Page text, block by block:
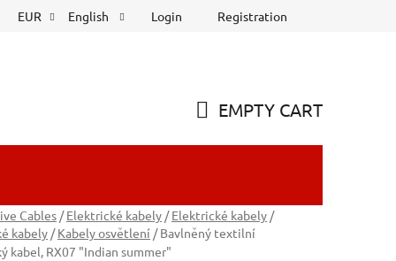
EUR English Login Registration
EMPTY CART
Cables / Elektrické kabely / Elektrické kabely /
kabely / Kabely osvětlení / Bavlněný textilní
kabel, RX07 "Indian summer"